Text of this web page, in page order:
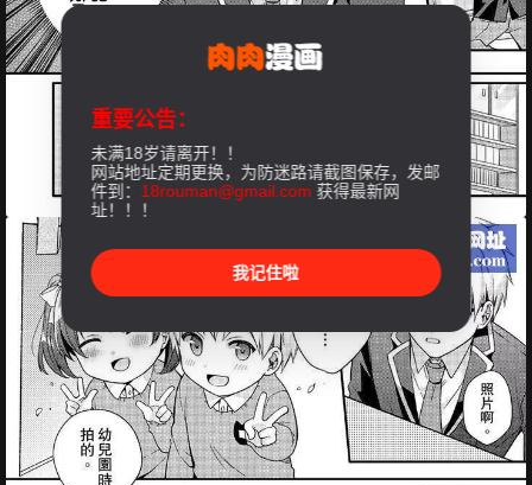
重要公告：
未满18岁请离开！！
网站地址定期更换，为防迷路请截图保存，发邮
件到： 18rouman@gmail.com 获得最新网
址！！！
我记住啦